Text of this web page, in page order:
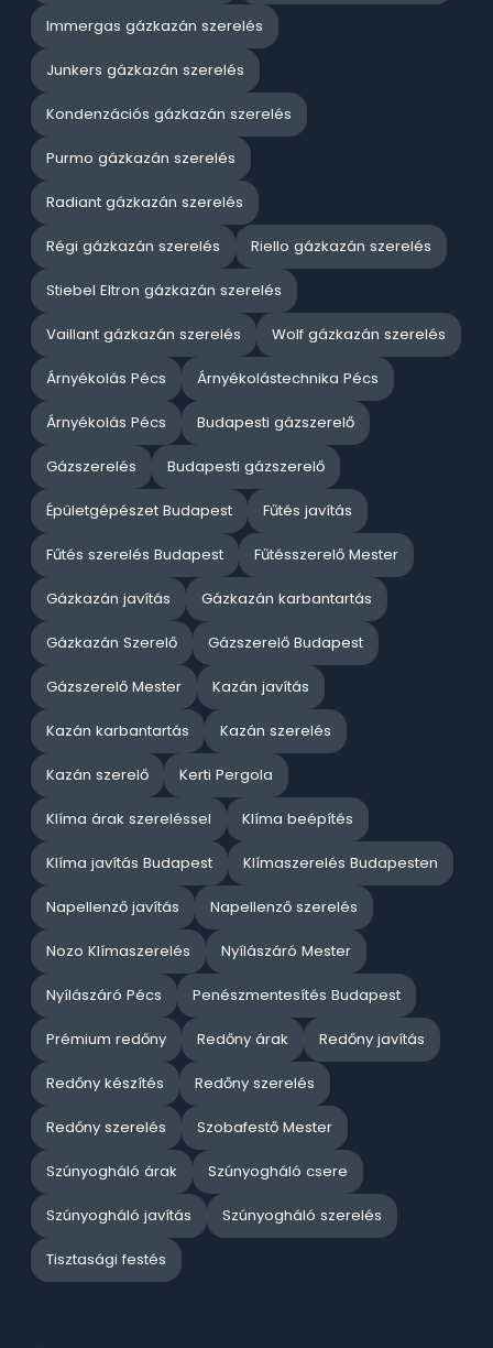
Immergas gázkazán szerelés
Junkers gázkazán szerelés
Kondenzációs gázkazán szerelés
Purmo gázkazán szerelés
Radiant gázkazán szerelés
Régi gázkazán szerelés Riello gázkazán szerelés
Stiebel Eltron gázkazán szerelés
Vaillant gázkazán szerelés Wolf gázkazán szerelés
Árnyékolás Pécs Árnyékolástechnika Pécs
Árnyékolás Pécs Budapesti gázszerelő
Gázszerelés Budapesti gázszerelő
Épületgépészet Budapest Fűtés javítás
Fűtés szerelés Budapest Fűtésszerelő Mester
Gázkazán javítás Gázkazán karbantartás
Gázkazán Szerelő Gázszerelő Budapest
Gázszerelő Mester Kazán javítás
Kazán karbantartás Kazán szerelés
Kazán szerelő Kerti Pergola
Klíma árak szereléssel Klíma beépítés
Klíma javítás Budapest Klímaszerelés Budapesten
Napellenző javítás Napellenző szerelés
Nozo Klímaszerelés Nyílászáró Mester
Nyílászáró Pécs Penészmentesítés Budapest
Prémium redőny Redőny árak Redőny javítás
Redőny készítés Redőny szerelés
Redőny szerelés Szobafestő Mester
Szúnyogháló árak Szúnyogháló csere
Szúnyogháló javítás Szúnyogháló szerelés
Tisztasági festés